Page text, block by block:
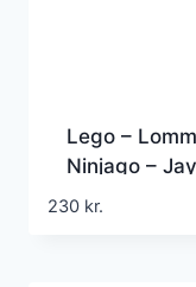
Lego –
Ninjago – Jay
230 kr.